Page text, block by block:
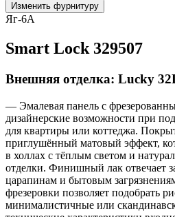
Изменить фурнитуру
Яг-6А
Smart Lock 329507
Внешняя отделка: Lucky
— Эмалевая панель с
дизайнерские возможности при
для квартиры или коттеджа.
приглушённый матовый эффект,
в холлах с тёплым светом и
отделки. Финишный лак отвечает
царапинам и бытовым
фрезеровки позволяет подобрать
минималистичные или